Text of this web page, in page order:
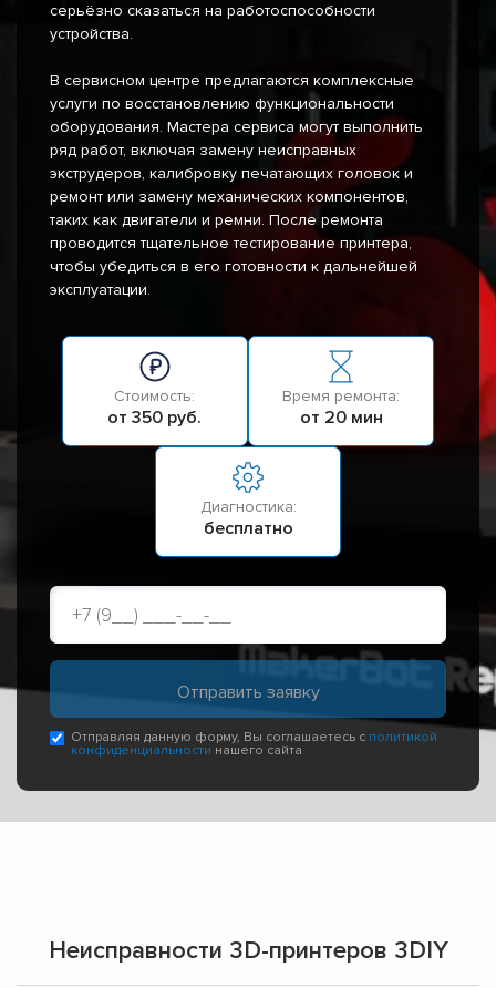
серьёзно сказаться на работоспособности
устройства.
В сервисном центре предлагаются комплексные
услуги по восстановлению функциональности
оборудования. Мастера сервиса могут выполнить
ряд работ, включая замену неисправных
экструдеров, калибровку печатающих головок и
ремонт или замену механических компонентов,
таких как двигатели и ремни. После ремонта
проводится тщательное тестирование принтера,
чтобы убедиться в его готовности к дальнейшей
эксплуатации.
Стоимость:
от 350 руб.
Время ремонта:
от 20 мин
Диагностика:
бесплатно
Отправляя данную форму, Вы соглашаетесь с политикой
конфиденциальности нашего сайта
Неисправности 3D-принтеров 3DIY